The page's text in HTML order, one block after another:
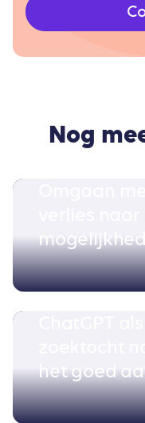
Nog
het goed